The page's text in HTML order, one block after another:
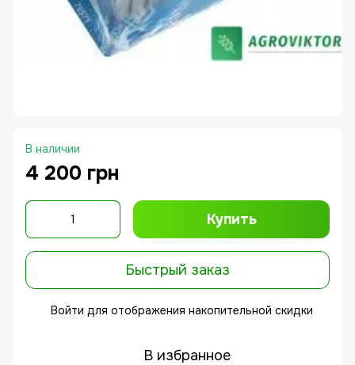
В наличии
4 200 грн
Купить
Быстрый заказ
Войти для отображения накопительной скидки
В избранное